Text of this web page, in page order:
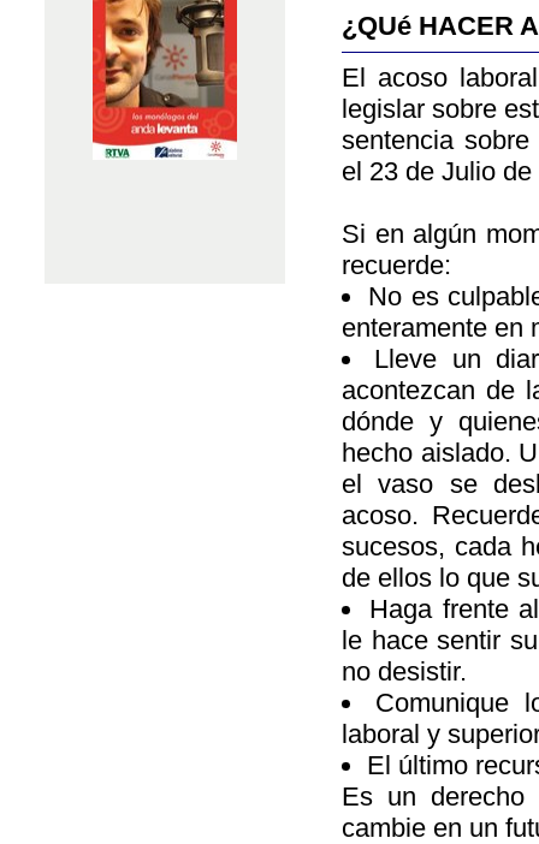
¿QUé HACER
El acoso
legislar sobre
sentencia
el 23 de Julio de
Si en algún
recuerde:
No es
enteramente en
Lleve un
acontezcan de
dónde y
hecho aislado.
el vaso se
acoso.
sucesos, cada
de ellos lo que
Haga frente
le hace sentir
no desistir.
Comunique
laboral y
El último
Es un derecho
cambie en un